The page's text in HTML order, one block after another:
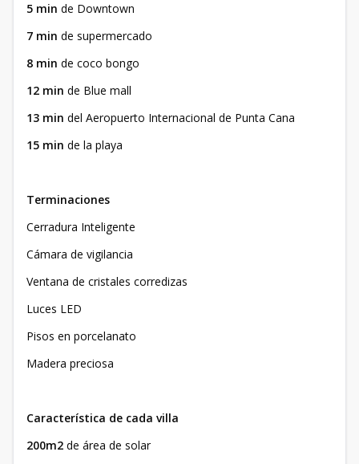
5 min de Downtown
7 min de supermercado
8 min de coco bongo
12 min de Blue mall
13 min del Aeropuerto Internacional de Punta Cana
15 min de la playa
Terminaciones
Cerradura Inteligente
Cámara de vigilancia
Ventana de cristales corredizas
Luces LED
Pisos en porcelanato
Madera preciosa
Característica de cada villa
200m2 de área de solar